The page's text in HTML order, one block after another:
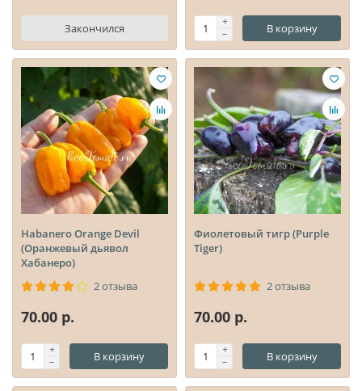
Закончился В корзину
Habanero Orange Devil
(Оранжевый дьявол
Хабанеро)
2 отзыва
70.00 р.
В корзину
Фиолетовый тигр (Purple
Tiger)
2 отзыва
70.00 р.
В корзину